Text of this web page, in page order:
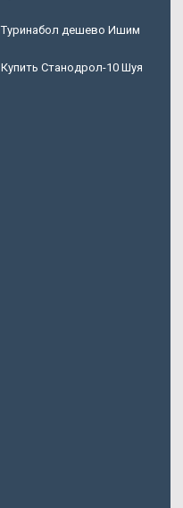
Туринабол дешево Ишим
Купить Станодрол-10 Шуя